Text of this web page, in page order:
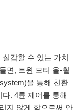
감할 수 있는 가치
면, 트윈 모터 올-휠
을 통해 친환
. 4륜 제어를 통해
지 않게 함으로써 안